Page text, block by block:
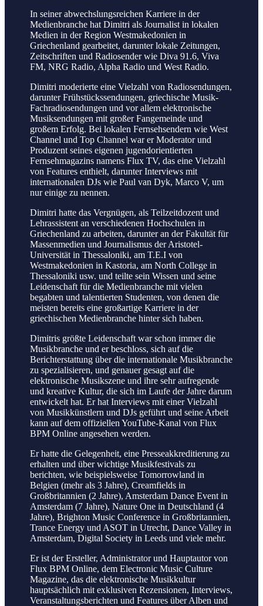
In seiner abwechslungsreichen Karriere in der
Medienbranche hat Dimitri als Journalist in lokalen
Medien in der Region Westmakedonien in
Griechenland gearbeitet, darunter lokale Zeitungen,
Zeitschriften und Radiosender wie Diva 91.6, Viva
FM, NRG Radio, Alpha Radio und West Radio.
Dimitri moderierte eine Vielzahl von Radiosendungen,
darunter Frühstückssendungen, griechische Musik-
Fachradiosendungen und vor allem elektronische
Musiksendungen mit großer Fangemeinde und
großem Erfolg. Bei lokalen Fernsehsendern wie West
Channel und Top Channel war er Moderator und
Produzent seines eigenen jugendorientierten
Fernsehmagazins namens Flux TV, das eine Vielzahl
von Features enthielt, darunter Interviews mit
internationalen DJs wie Paul van Dyk, Marco V, um
nur einige zu nennen.
Dimitri hatte das Vergnügen, als Teilzeitdozent und
Lehrassistent an verschiedenen Hochschulen in
Griechenland zu arbeiten, darunter an der Fakultät für
Massenmedien und Journalismus der Aristotel-
Universität in Thessaloniki, am T.E.I von
Westmakedonien in Kastoria, am North College in
Thessaloniki usw. und teilte sein Wissen und seine
Leidenschaft für die Medienbranche mit vielen
begabten und talentierten Studenten, von denen die
meisten bereits eine großartige Karriere in der
griechischen Medienbranche hinter sich haben.
Dimitris größte Leidenschaft war schon immer die
Musikbranche und er beschloss, sich auf die
Berichterstattung über die internationale Musikbranche
zu spezialisieren, und genauer gesagt auf die
elektronische Musikszene und ihre sehr aufregende
und kreative Kultur, die sich im Laufe der Jahre darum
entwickelt hat. Er hat Interviews mit einer Vielzahl
von Musikkünstlern und DJs geführt und seine Arbeit
kann auf dem offiziellen YouTube-Kanal von Flux
BPM Online angesehen werden.
Er hatte die Gelegenheit, eine Presseakkreditierung zu
erhalten und über wichtige Musikfestivals zu
berichten, wie beispielsweise Tomorrowland in
Belgien (mehr als 3 Jahre), Creamfields in
Großbritannien (2 Jahre), Amsterdam Dance Event in
Amsterdam (7 Jahre), Nature One in Deutschland (4
Jahre), Brighton Music Conference in Großbritannien,
Trance Energy und ASOT in Utrecht, Dance Valley in
Amsterdam, Digital Society in Leeds und viele mehr.
Er ist der Ersteller, Administrator und Hauptautor von
Flux BPM Online, dem Electronic Music Culture
Magazine, das die elektronische Musikkultur
hauptsächlich mit exklusiven Rezensionen, Interviews,
Veranstaltungsberichten und Features über Alben und